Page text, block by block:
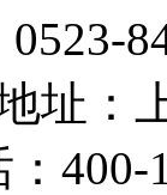
0523-
址：